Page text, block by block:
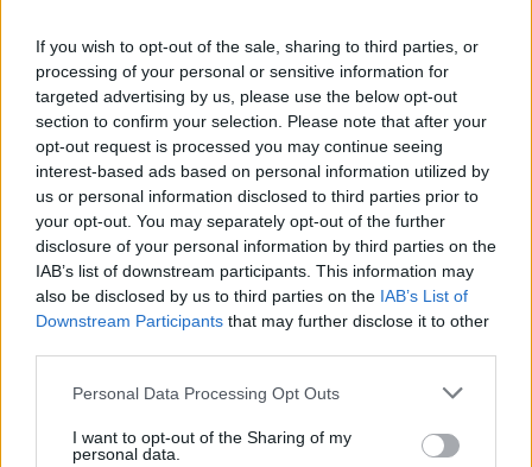
If you wish to opt-out of the sale, sharing to third parties, or
processing of your personal or sensitive information for
targeted advertising by us, please use the below opt-out
section to confirm your selection. Please note that after your
opt-out request is processed you may continue seeing
interest-based ads based on personal information utilized by
us or personal information disclosed to third parties prior to
your opt-out. You may separately opt-out of the further
disclosure of your personal information by third parties on the
IAB’s list of downstream participants. This information may
also be disclosed by us to third parties on the IAB’s List of
Downstream Participants that may further disclose it to other
Please note that this website/app uses one or more Google
not limited to your visit or usage behaviour. You may click to
grant or deny consent to Google and its third-party tags to
Personal Data Processing Opt Outs
I want to opt-out of the Sharing of my
personal data.
Szólj hozzá!